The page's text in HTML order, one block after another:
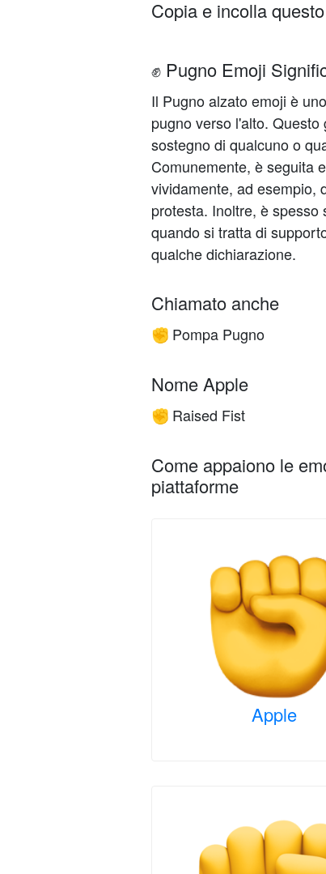
Copia e incolla questo
✊ Pugno Emoji
Il Pugno alzato emoji è
pugno verso l'alto.
sostegno di qualcuno o
Comunemente, è seguita
vividamente, ad esempio,
protesta. Inoltre, è
quando si tratta di
qualche dichiarazione.
Chiamato anche
✊ Pompa Pugno
Nome Apple
✊ Raised Fist
Come appaiono le
piattaforme
Apple